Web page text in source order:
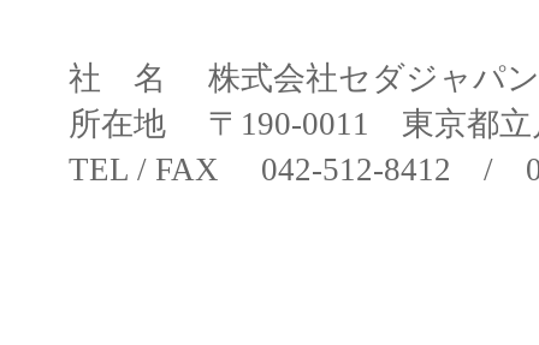
社 名 株式会社セダジャパン
所在地 〒190-0011 東京都立
TEL / FAX 042-512-8412 /